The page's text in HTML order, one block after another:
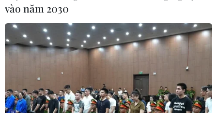
Lâm Đồng: Buộc đối tượng chủ mưu trồng
lại rừng thông đã phá
25/11/2019 02:20
vào năm 2030